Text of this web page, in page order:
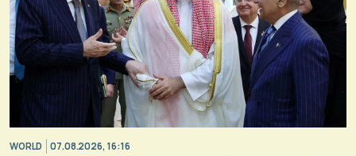
WORLD 07.08.2026, 16:16